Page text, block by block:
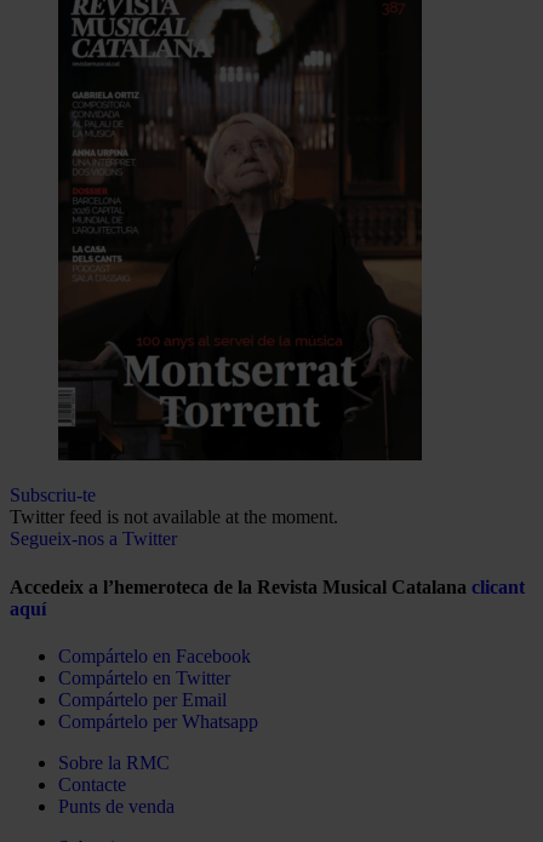
Subscriu-te
Twitter feed is not available at the moment.
Segueix-nos a Twitter
Accedeix a l’hemeroteca de la Revista Musical Catalana clicant
aquí
Compártelo en Facebook
Compártelo en Twitter
Compártelo per Email
Compártelo per Whatsapp
Sobre la RMC
Contacte
Punts de venda